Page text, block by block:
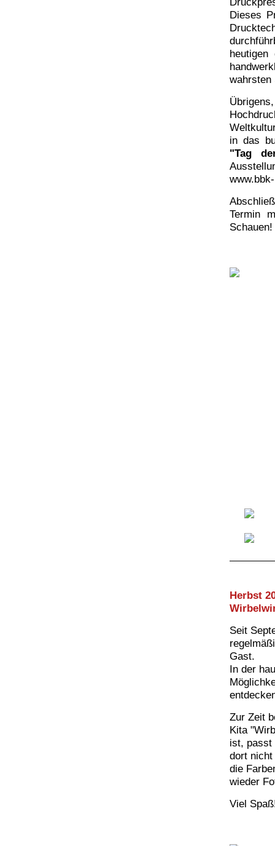
Dieses
wahrsten
in das
"Tag
Termin
Schauen!
Herbst
Seit
Gast.
In der
Zur Zeit
Kita
ist,
dort nicht
die
wieder
Viel